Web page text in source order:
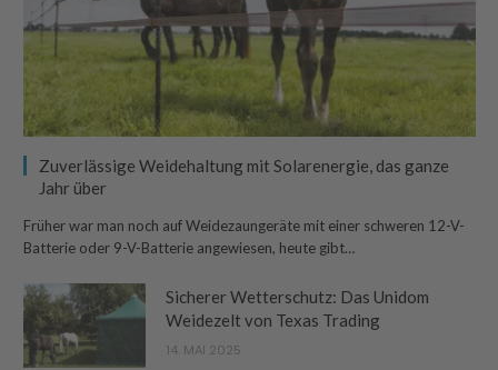
Zuverlässige Weidehaltung mit Solarenergie, das ganze
Jahr über
Früher war man noch auf Weidezaungeräte mit einer schweren 12-V-
Batterie oder 9-V-Batterie angewiesen, heute gibt…
Sicherer Wetterschutz: Das Unidom
Weidezelt von Texas Trading
14. MAI 2025